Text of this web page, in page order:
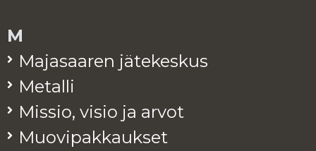
M
Ma­ja­saa­ren jä­te­kes­kus
Me­tal­li
Mis­sio, visio ja arvot
Muo­vi­pak­kauk­set